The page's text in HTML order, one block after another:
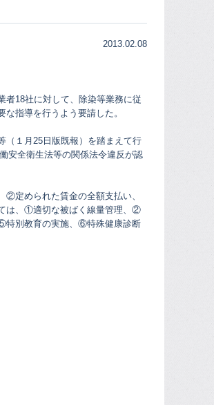
2013.02.08
者18社に対して、除染等業務に従
指導を行うよう要請した。
（１月25日版既報）を踏まえて行
安全衛生法等の関係法令違反が認
定められた賃金の全額支払い、
は、①適切な被ばく線量管理、②
特別教育の実施、⑥特殊健康診断